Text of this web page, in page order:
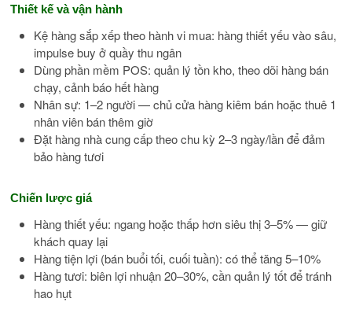
Thiết kế và vận hành
Kệ hàng sắp xếp theo hành vi mua: hàng thiết yếu vào sâu,
impulse buy ở quầy thu ngân
Dùng phần mềm POS: quản lý tồn kho, theo dõi hàng bán
chạy, cảnh báo hết hàng
Nhân sự: 1–2 người — chủ cửa hàng kiêm bán hoặc thuê 1
nhân viên bán thêm giờ
Đặt hàng nhà cung cấp theo chu kỳ 2–3 ngày/lần để đảm
bảo hàng tươi
Chiến lược giá
Hàng thiết yếu: ngang hoặc thấp hơn siêu thị 3–5% — giữ
khách quay lại
Hàng tiện lợi (bán buổi tối, cuối tuần): có thể tăng 5–10%
Hàng tươi: biên lợi nhuận 20–30%, cần quản lý tốt để tránh
hao hụt